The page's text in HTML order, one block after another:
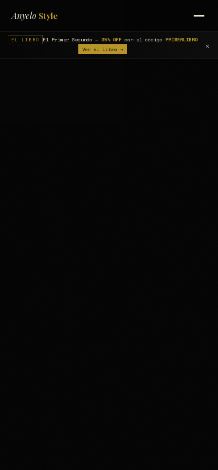
EL LIBRO El Primer Segundo —35% OFF con el códigoPRIMERLIBRO
Ver el libro → ✕
Anyelo Style
Saltar
al
contenido